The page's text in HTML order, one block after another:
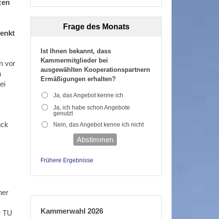
vor
TU
Frage des Monats
Ist Ihnen bekannt, dass
Kammermitglieder bei
ausgewählten Kooperationspartnern
Ermäßigungen erhalten?
Ja, das Angebot kenne ich
Ja, ich habe schon Angebote
genutzt
Nein, das Angebot kenne ich nicht
Abstimmen
Frühere Ergebnisse
Kammerwahl 2026